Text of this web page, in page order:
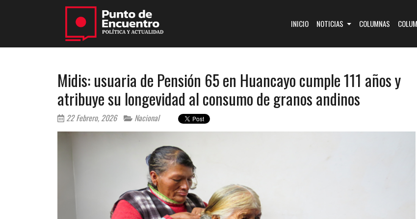
INICIO(CURRENT)
NOTICIAS COLUMNAS
Midis: usuaria de Pensión 65 en Huancayo cumple 111 años y
atribuye su longevidad al consumo de granos andinos
22 Febrero, 2026 Nacional